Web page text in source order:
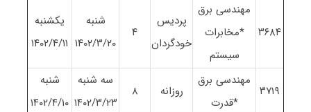
٣۶٨۴
مهندسی برق
*مخابرات
سیستم
پردیس
خودگردان
۴
شنبه
١۴٠٢/٣/٢٠
یکشنبه
١۴٠٢/۴/١١
٣٧١٩
مهندسی برق
*قدرت
روزانه ٨
سه شنبه
١۴٠٢/٣/٢٣
شنبه
١۴٠٢/۴/١٠